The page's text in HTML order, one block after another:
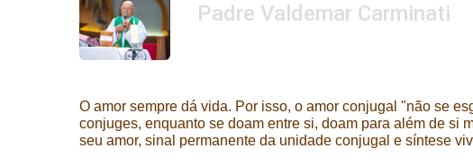
Padre Valdemar Carminati
O amor sempre dá vida. Por isso, o amor conjugal "não se
conjuges, enquanto se doam entre si, doam para além de si
seu amor, sinal permanente da unidade conjugal e síntese